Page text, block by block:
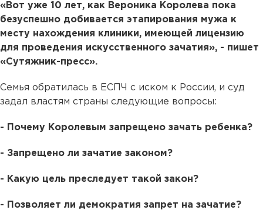
«Вот уже 10 лет, как Вероника Королева пока
безуспешно добивается этапирования мужа к
месту нахождения клиники, имеющей лицензию
для проведения искусственного зачатия», - пишет
«Сутяжник-пресс».
Семья обратилась в ЕСПЧ с иском к России, и суд
задал властям страны следующие вопросы:
- Почему Королевым запрещено зачать ребенка?
- Запрещено ли зачатие законом?
- Какую цель преследует такой закон?
- Позволяет ли демократия запрет на зачатие?